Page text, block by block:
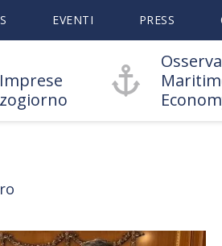
EVENTI PRESS